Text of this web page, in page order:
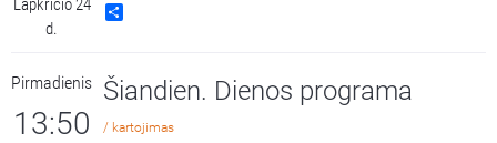
Lapkričio 24
d.
Pirmadienis
13:50
Šiandien. Dienos programa
/ kartojimas